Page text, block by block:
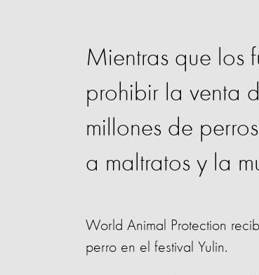
Mientras que los
prohibir la venta
millones de
a maltratos y la
World Animal Protection
perro en el festival Yulin.